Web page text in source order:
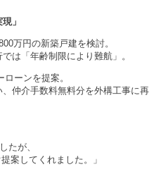
」
万円の新築戸建を検討。
は「年齢制限により難航」。
ーンを提案。
仲介手数料無料分を外構工事に再
たが、
案してくれました。」